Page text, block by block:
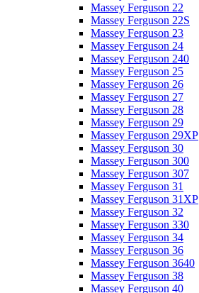
Massey Ferguson 22
Massey Ferguson 22S
Massey Ferguson 23
Massey Ferguson 24
Massey Ferguson 240
Massey Ferguson 25
Massey Ferguson 26
Massey Ferguson 27
Massey Ferguson 28
Massey Ferguson 29
Massey Ferguson 29XP
Massey Ferguson 30
Massey Ferguson 300
Massey Ferguson 307
Massey Ferguson 31
Massey Ferguson 31XP
Massey Ferguson 32
Massey Ferguson 330
Massey Ferguson 34
Massey Ferguson 36
Massey Ferguson 3640
Massey Ferguson 38
Massey Ferguson 40